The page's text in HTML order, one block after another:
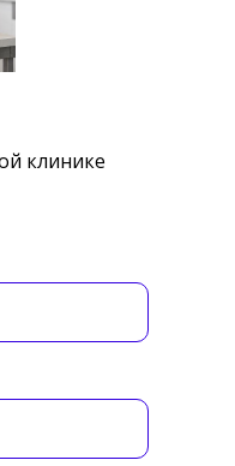
клинике